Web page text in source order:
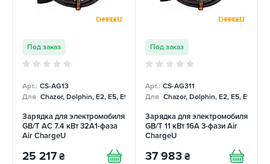
Под заказ
Арт.: CS-AG13
Для Chazor, Dolphin, E2, E5, E9, Mercedes
Зарядка для электромобиля
GB/T AC 7.4 кВт 32A1-фаза
Air ChargeU
25 217 ₴
Под заказ
Арт.: CS-AG311
Для Chazor, Dolphin, E2, E5, E9,
Зарядка для электромобиля
GB/T 11 кВт 16A 3-фази Air
ChargeU
37 983 ₴